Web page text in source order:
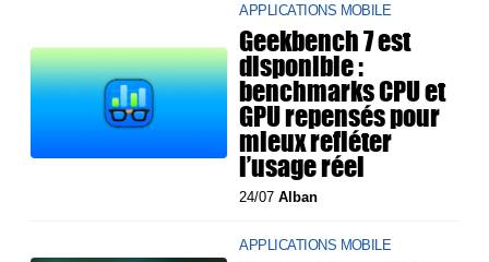
APPLICATIONS MOBILE
Geekbench 7 est
disponible :
benchmarks CPU et
GPU repensés pour
mieux refléter
l’usage réel
24/07Alban
APPLICATIONS MOBILE